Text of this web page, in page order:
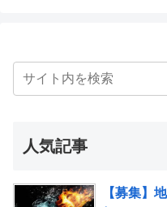
人気記事
【募集】